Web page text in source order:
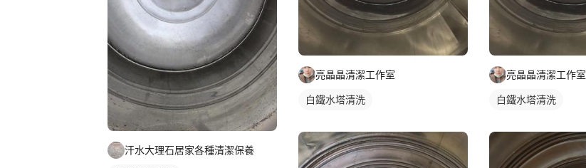
汗水大理石居家各種清潔保養
亮晶晶清潔工作室
白鐵水塔清洗
亮晶晶清潔工作室
白鐵水塔清洗